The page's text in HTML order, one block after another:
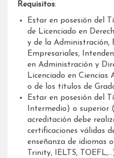
Requisitos:
Estar en posesión del
de Licenciado en
y de la Administración,
Empresariales,
en Administración y
Licenciado en Ciencias
o de los títulos de
Estar en posesión del
Intermedio) o superior
acreditación debe
certificaciones válidas
enseñanza de idiomas
Trinity, IELTS,